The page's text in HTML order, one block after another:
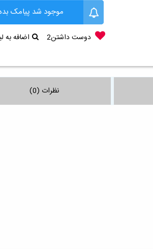
موجود شد پیامک
دوست داشتن2 اضافه
نظرات (0)